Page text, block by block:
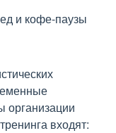
и кофе-паузы
организации
входят: